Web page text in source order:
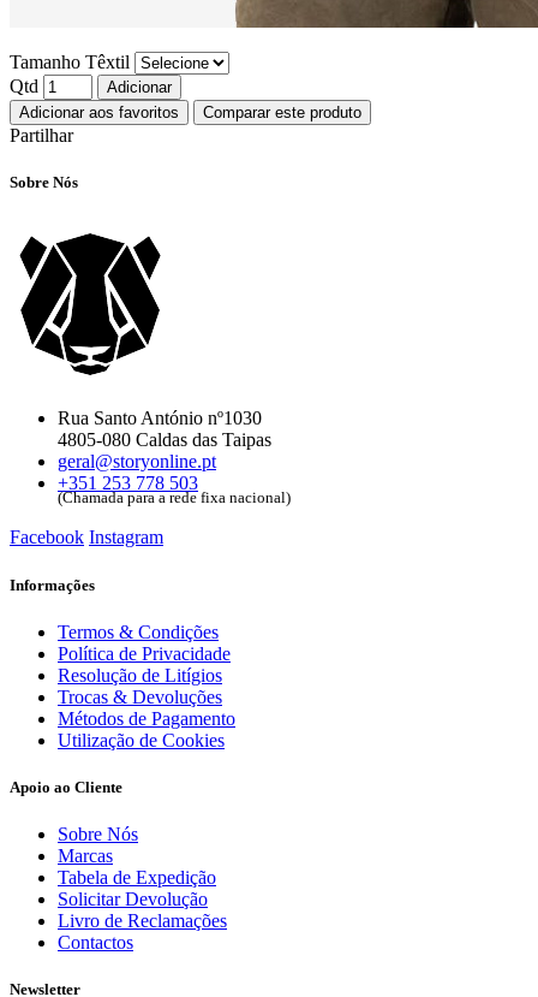
Tamanho Têxtil
Qtd
Adicionar
Adicionar aos favoritos
Comparar este produto
Partilhar
Sobre Nós
Rua Santo António nº1030
4805-080 Caldas das Taipas
geral@storyonline.pt
+351 253 778 503
(Chamada para a rede fixa nacional)
Facebook Instagram
Informações
Termos & Condições
Política de Privacidade
Resolução de Litígios
Trocas & Devoluções
Métodos de Pagamento
Utilização de Cookies
Apoio ao Cliente
Sobre Nós
Marcas
Tabela de Expedição
Solicitar Devolução
Livro de Reclamações
Contactos
Newsletter